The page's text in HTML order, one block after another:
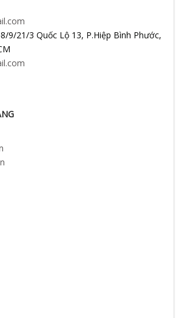
9/21/3 Quốc Lộ 13, P.Hiệp Bình Phước,